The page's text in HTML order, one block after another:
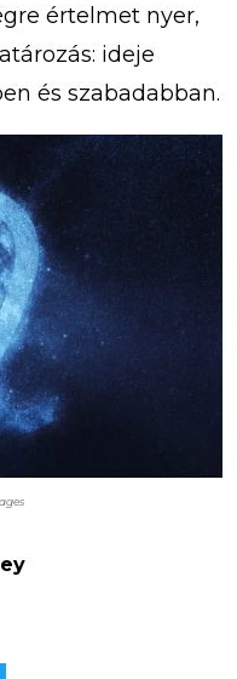
értelmet nyer,
ideje
és szabadabban.